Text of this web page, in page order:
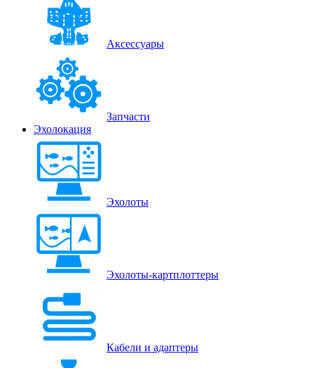
Аксессуары
Запчасти
Эхолокация
Эхолоты
Эхолоты-картплоттеры
Кабели и адаптеры